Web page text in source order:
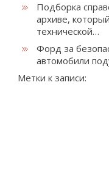
Подборка
архиве,
технической…
Форд за
автомобили
Метки к записи: